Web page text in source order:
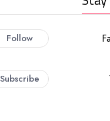
Follow
Subscribe